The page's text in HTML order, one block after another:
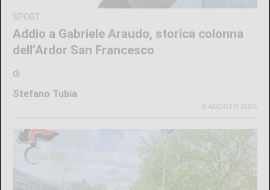
SPORT
Addio a Gabriele Araudo, storica colonna
dell’Ardor San Francesco
di
Stefano Tubia
6 AGOSTO 2026